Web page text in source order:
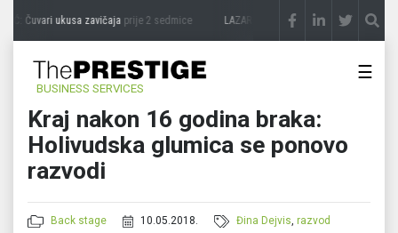
Čuvari ukusa zavičajaprije 2 sedmice LAZAR ĐURIĆ: Promocija potencijal
BUSINESS SERVICES
☰
Kraj nakon 16 godina braka:
Holivudska glumica se ponovo
razvodi
Back stage 10.05.2018. Đina Dejvis,razvod